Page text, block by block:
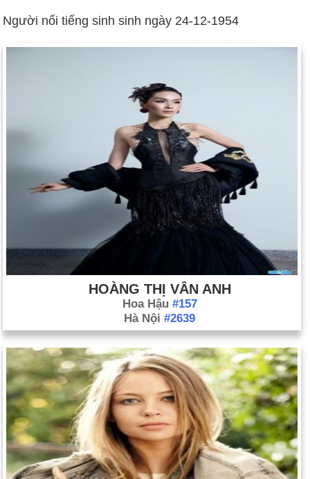
Người nổi tiếng sinh sinh ngày 24-12-1954
HOÀNG THỊ VÂN ANH
Hoa Hậu #157
Hà Nội #2639